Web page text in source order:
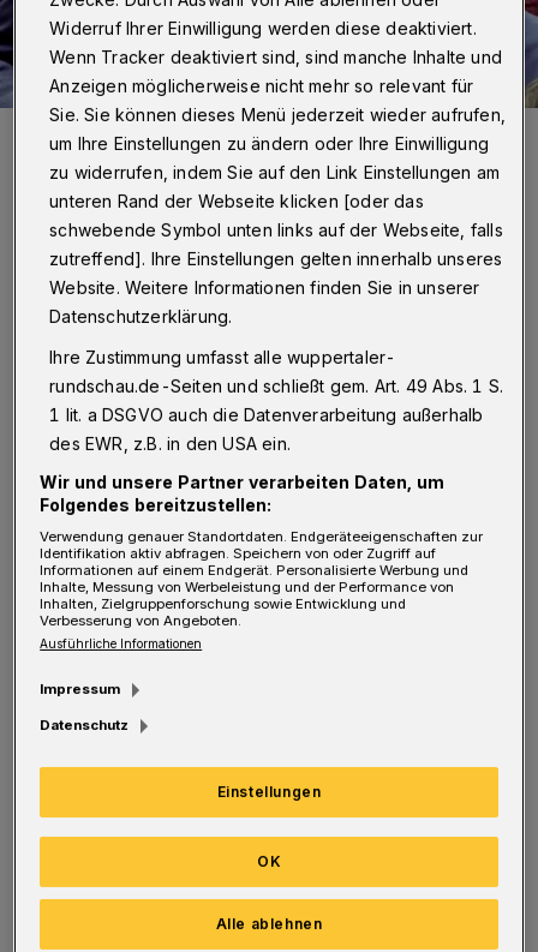
Robert Habeck.
Foto: Bergische IHK
G anz oben auf der Agenda steht das
Thema Fachkräfte. „Fachkräfte sind
mitentscheidend für die künftige
Wettbewerbsfähigkeit unserer Unternehmen
und damit für die Zukunft der bergischen
Wirtschaftsregion. Wir müssen gemeinsam
alles dafür tun, um den bereits jetzt
bestehenden Mangel zu lindern“, betont IHK-
Präsident Henner Pasch.
Dies könne gelingen durch verstärkte
Ausbildung, Qualifizierung und eine bessere
auch eine steigende Zuwanderung von
„Dazu benötigt Deutschland endlich ein
modernes Einwanderungsgesetz, das legale
Migration deutlich erleichtert“, so
Widerruf Ihrer Einwilligung werden diese deaktiviert.
Wenn Tracker deaktiviert sind, sind manche Inhalte und
Anzeigen möglicherweise nicht mehr so relevant für
Sie. Sie können dieses Menü jederzeit wieder aufrufen,
um Ihre Einstellungen zu ändern oder Ihre Einwilligung
zu widerrufen, indem Sie auf den Link Einstellungen am
unteren Rand der Webseite klicken [oder das
schwebende Symbol unten links auf der Webseite, falls
zutreffend]. Ihre Einstellungen gelten innerhalb unseres
Website. Weitere Informationen finden Sie in unserer
Datenschutzerklärung.
Ihre Zustimmung umfasst alle wuppertaler-
rundschau.de-Seiten und schließt gem. Art. 49 Abs. 1 S.
1 lit. a DSGVO auch die Datenverarbeitung außerhalb
des EWR, z.B. in den USA ein.
Wir und unsere Partner verarbeiten Daten, um
Folgendes bereitzustellen:
Verwendung genauer Standortdaten. Endgeräteeigenschaften zur
Identifikation aktiv abfragen. Speichern von oder Zugriff auf
Informationen auf einem Endgerät. Personalisierte Werbung und
Inhalte, Messung von Werbeleistung und der Performance von
Inhalten, Zielgruppenforschung sowie Entwicklung und
Verbesserung von Angeboten.
Ausführliche Informationen
Impressum
Datenschutz
Einstellungen
Alle ablehnen
OK